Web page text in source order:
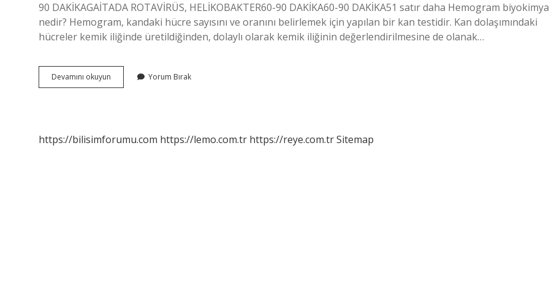
90 DAKİKAGAİTADA ROTAVİRÜS, HELİKOBAKTER60-90 DAKİKA60-90 DAKİKA51 satır daha Hemogram biyokimya
nedir? Hemogram, kandaki hücre sayısını ve oranını belirlemek için yapılan bir kan testidir. Kan dolaşımındaki
hücreler kemik iliğinde üretildiğinden, dolaylı olarak kemik iliğinin değerlendirilmesine de olanak…
Devamını okuyun Hemogram
Biyokimya
Yorum Bırak
https://bilisimforumu.com https://lemo.com.tr https://reye.com.trSitemap